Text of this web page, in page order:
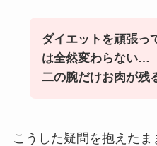
ダイエットを頑張っ
は全然変わらない…
二の腕だけお肉が残
こうした疑問を抱えた